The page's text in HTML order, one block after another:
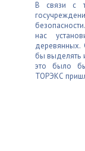
В связи с
нас
деревянных.
бы выделять
это было
ТОРЭКС